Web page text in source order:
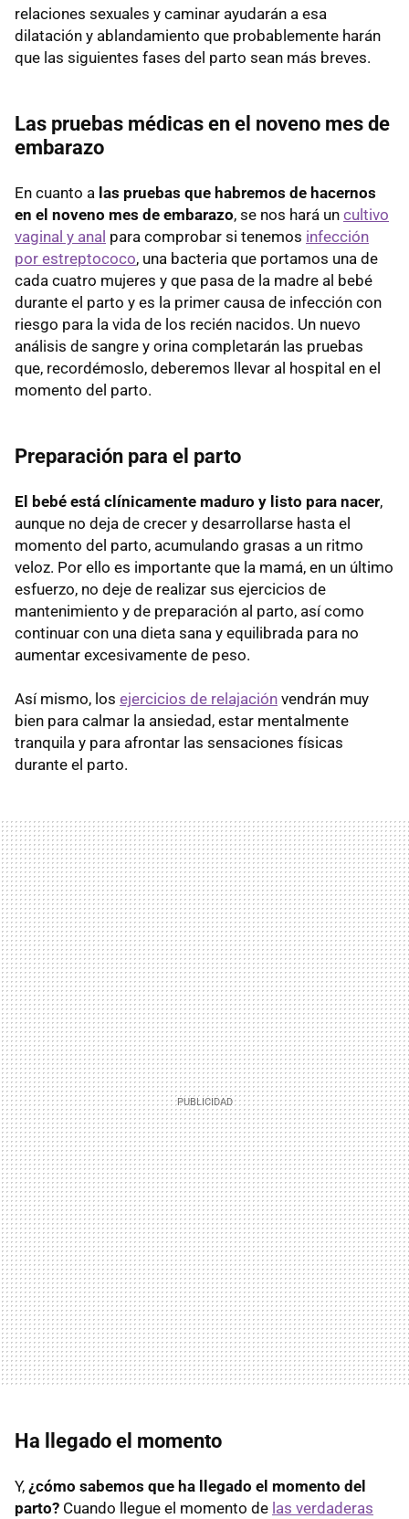
relaciones sexuales y caminar ayudarán a esa
dilatación y ablandamiento que probablemente harán
que las siguientes fases del parto sean más breves.
Las pruebas médicas en el noveno mes de
embarazo
En cuanto a las pruebas que habremos de hacernos
en el noveno mes de embarazo, se nos hará un cultivo
vaginal y anal para comprobar si tenemos infección
por estreptococo, una bacteria que portamos una de
cada cuatro mujeres y que pasa de la madre al bebé
durante el parto y es la primer causa de infección con
riesgo para la vida de los recién nacidos. Un nuevo
análisis de sangre y orina completarán las pruebas
que, recordémoslo, deberemos llevar al hospital en el
momento del parto.
Preparación para el parto
El bebé está clínicamente maduro y listo para nacer,
aunque no deja de crecer y desarrollarse hasta el
momento del parto, acumulando grasas a un ritmo
veloz. Por ello es importante que la mamá, en un último
esfuerzo, no deje de realizar sus ejercicios de
mantenimiento y de preparación al parto, así como
continuar con una dieta sana y equilibrada para no
aumentar excesivamente de peso.
Así mismo, los ejercicios de relajación vendrán muy
bien para calmar la ansiedad, estar mentalmente
tranquila y para afrontar las sensaciones físicas
durante el parto.
Ha llegado el momento
Y, ¿cómo sabemos que ha llegado el momento del
parto? Cuando llegue el momento de las verdaderas